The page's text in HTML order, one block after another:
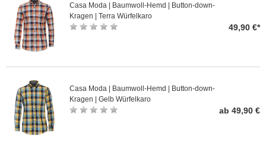
Casa Moda | Baumwoll-Hemd | Button-down-
Kragen | Terra Würfelkaro
49,90 €*
Casa Moda | Baumwoll-Hemd | Button-down-
Kragen | Gelb Würfelkaro
ab 49,90 €